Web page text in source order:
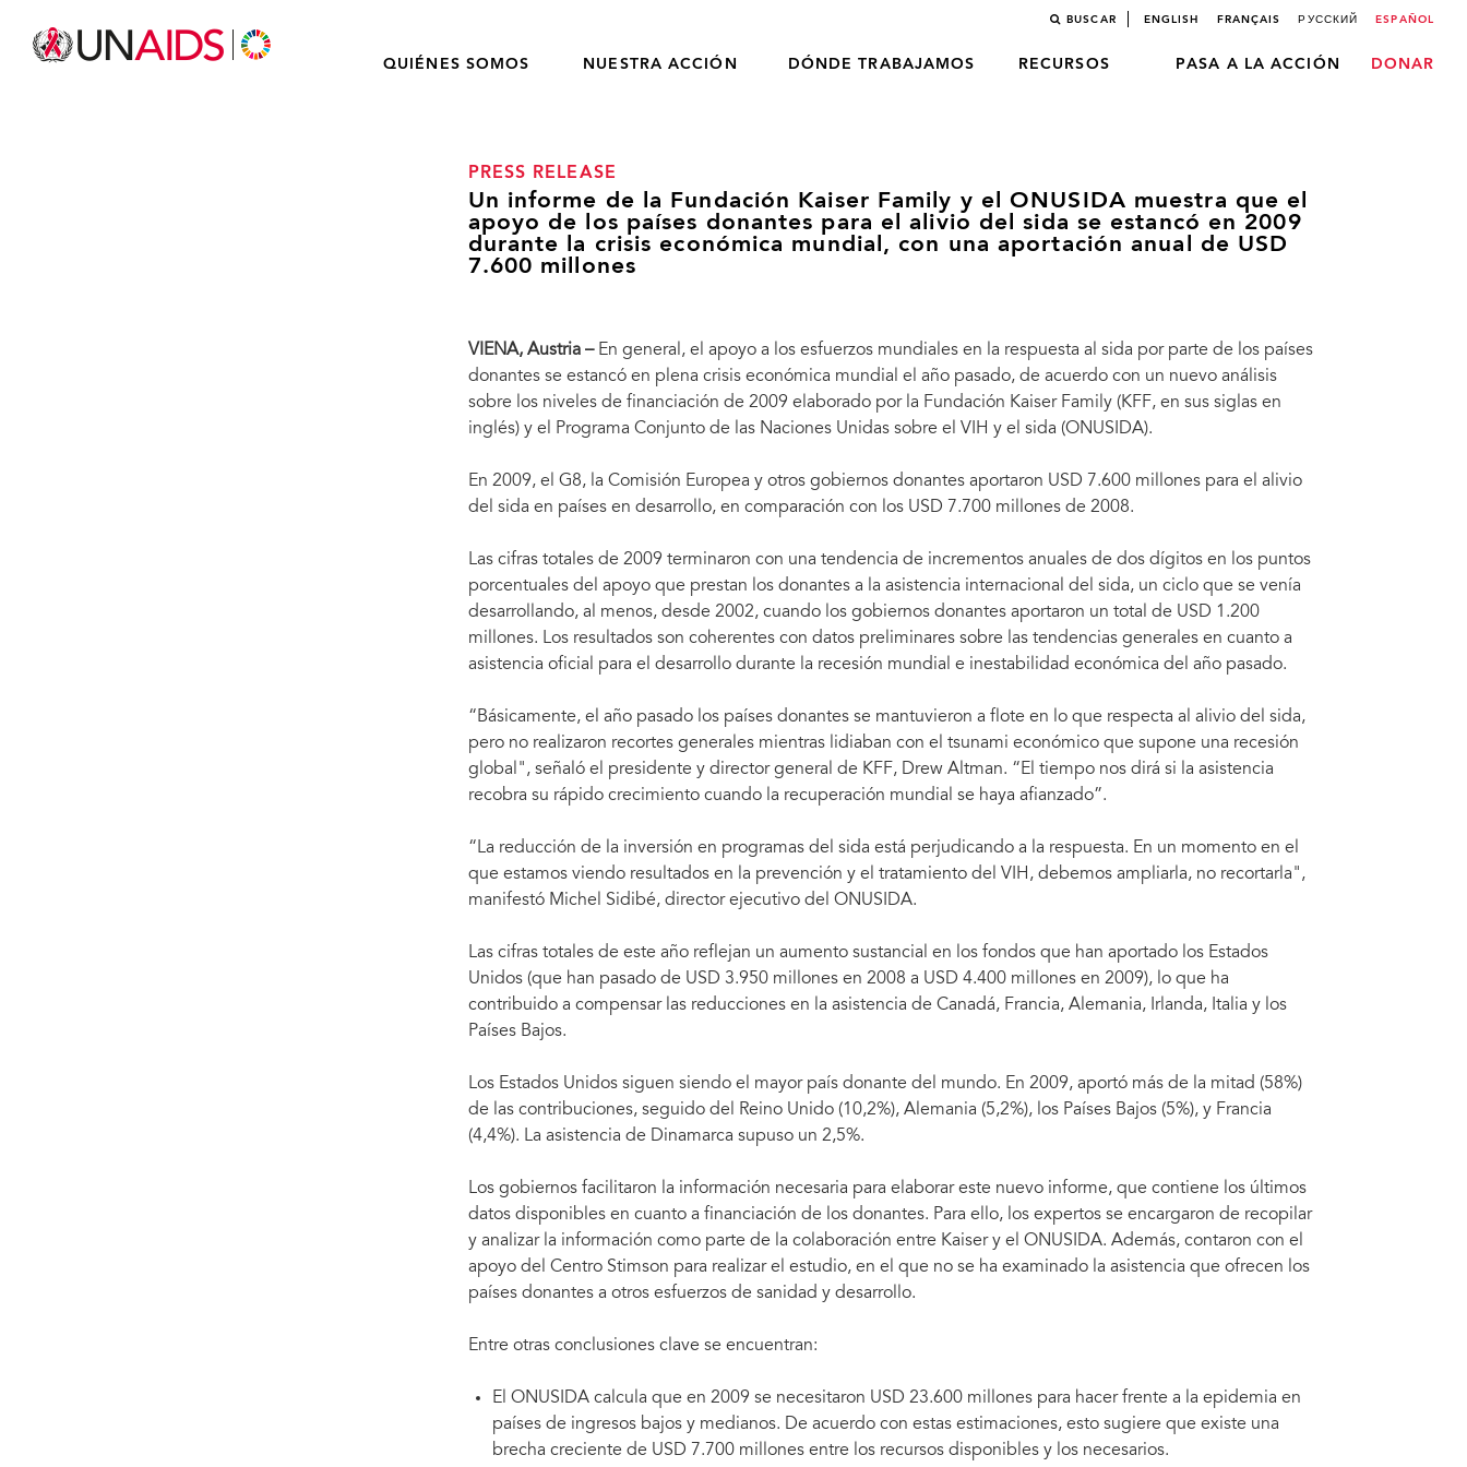
BUSCAR ENGLISH FRANÇAIS РУССКИЙ ESPAÑOL
QUIÉNES SOMOS NUESTRA ACCIÓN DÓNDE TRABAJAMOS RECURSOS PASA A LA ACCIÓN DONAR
PRESS RELEASE
Un informe de la Fundación Kaiser Family y el ONUSIDA muestra que el
apoyo de los países donantes para el alivio del sida se estancó en 2009
durante la crisis económica mundial, con una aportación anual de USD
7.600 millones
VIENA, Austria – En general, el apoyo a los esfuerzos mundiales en la respuesta al sida por parte de los países
donantes se estancó en plena crisis económica mundial el año pasado, de acuerdo con un nuevo análisis
sobre los niveles de financiación de 2009 elaborado por la Fundación Kaiser Family (KFF, en sus siglas en
inglés) y el Programa Conjunto de las Naciones Unidas sobre el VIH y el sida (ONUSIDA).
En 2009, el G8, la Comisión Europea y otros gobiernos donantes aportaron USD 7.600 millones para el alivio
del sida en países en desarrollo, en comparación con los USD 7.700 millones de 2008.
Las cifras totales de 2009 terminaron con una tendencia de incrementos anuales de dos dígitos en los puntos
porcentuales del apoyo que prestan los donantes a la asistencia internacional del sida, un ciclo que se venía
desarrollando, al menos, desde 2002, cuando los gobiernos donantes aportaron un total de USD 1.200
millones. Los resultados son coherentes con datos preliminares sobre las tendencias generales en cuanto a
asistencia oficial para el desarrollo durante la recesión mundial e inestabilidad económica del año pasado.
“Básicamente, el año pasado los países donantes se mantuvieron a flote en lo que respecta al alivio del sida,
pero no realizaron recortes generales mientras lidiaban con el tsunami económico que supone una recesión
global", señaló el presidente y director general de KFF, Drew Altman. “El tiempo nos dirá si la asistencia
recobra su rápido crecimiento cuando la recuperación mundial se haya afianzado”.
“La reducción de la inversión en programas del sida está perjudicando a la respuesta. En un momento en el
que estamos viendo resultados en la prevención y el tratamiento del VIH, debemos ampliarla, no recortarla",
manifestó Michel Sidibé, director ejecutivo del ONUSIDA.
Las cifras totales de este año reflejan un aumento sustancial en los fondos que han aportado los Estados
Unidos (que han pasado de USD 3.950 millones en 2008 a USD 4.400 millones en 2009), lo que ha
contribuido a compensar las reducciones en la asistencia de Canadá, Francia, Alemania, Irlanda, Italia y los
Países Bajos.
Los Estados Unidos siguen siendo el mayor país donante del mundo. En 2009, aportó más de la mitad (58%)
de las contribuciones, seguido del Reino Unido (10,2%), Alemania (5,2%), los Países Bajos (5%), y Francia
(4,4%). La asistencia de Dinamarca supuso un 2,5%.
Los gobiernos facilitaron la información necesaria para elaborar este nuevo informe, que contiene los últimos
datos disponibles en cuanto a financiación de los donantes. Para ello, los expertos se encargaron de recopilar
y analizar la información como parte de la colaboración entre Kaiser y el ONUSIDA. Además, contaron con el
apoyo del Centro Stimson para realizar el estudio, en el que no se ha examinado la asistencia que ofrecen los
países donantes a otros esfuerzos de sanidad y desarrollo.
Entre otras conclusiones clave se encuentran:
El ONUSIDA calcula que en 2009 se necesitaron USD 23.600 millones para hacer frente a la epidemia en
países de ingresos bajos y medianos. De acuerdo con estas estimaciones, esto sugiere que existe una
brecha creciente de USD 7.700 millones entre los recursos disponibles y los necesarios.